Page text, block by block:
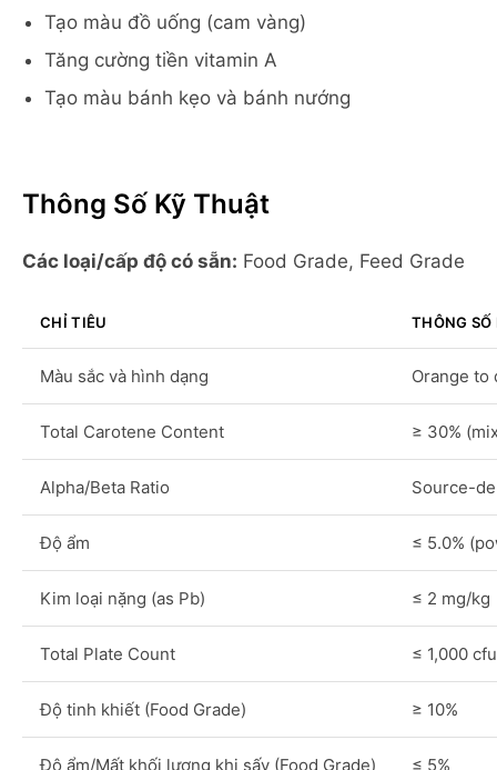
Tạo màu đồ uống (cam vàng)
Tăng cường tiền vitamin A
Tạo màu bánh kẹo và bánh nướng
Thông Số Kỹ Thuật
Các loại/cấp độ có sẵn: Food Grade, Feed Grade
CHỈ TIÊU THÔNG
Màu sắc và hình dạng Orange to
Total Carotene Content ≥ 30%
Alpha/Beta Ratio Source-
Độ ẩm ≤ 5.0%
Kim loại nặng (as Pb) ≤ 2 mg/kg
Total Plate Count ≤ 1,000
Độ tinh khiết (Food Grade) ≥ 10%
Độ ẩm/Mất khối lượng khi sấy (Food Grade) ≤ 5%